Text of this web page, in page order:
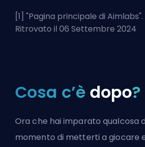
[1] "Pagina principale di Aimlabs
Ritrovato il 06 Settembre 2024
Cosa c’è dopo?
Ora che hai imparato qualcosa
momento di metterti a giocare